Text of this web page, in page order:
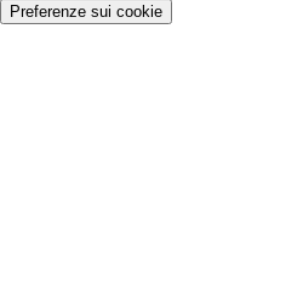
Preferenze sui cookie